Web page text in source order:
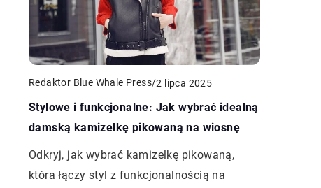
Redaktor Blue Whale Press/2 lipca 2025
Stylowe i funkcjonalne: Jak wybrać idealną
damską kamizelkę pikowaną na wiosnę
Odkryj, jak wybrać kamizelkę pikowaną,
która łączy styl z funkcjonalnością na